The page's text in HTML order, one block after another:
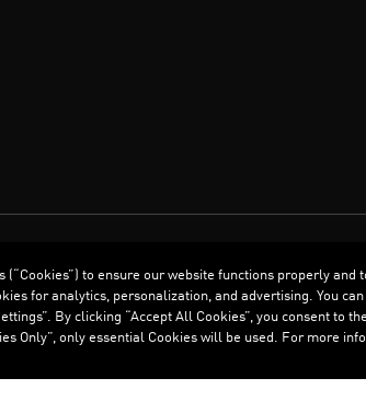
to ensure our website functions properly and
for analytics, personalization, and advertising. You
By clicking “Accept All Cookies”, you consent to
Only”, only essential Cookies will be used. For more